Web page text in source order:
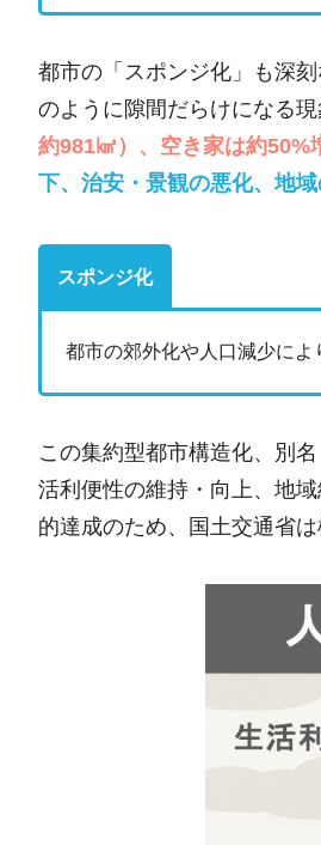
都市の「スポンジ化」も深
のように隙間だらけになる
約981㎢）、空き家は約50%
下、治安・景観の悪化、地
スポンジ化
都市の郊外化や人口減少によ
この集約型都市構造化、別
活利便性の維持・向上、地
的達成のため、国土交通省